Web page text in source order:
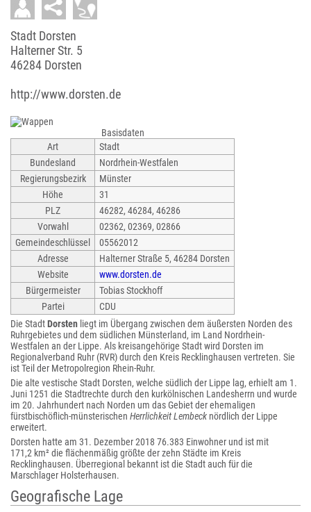
Stadt Dorsten
Halterner Str. 5
46284 Dorsten
http://www.dorsten.de
Basisdaten
Art
Stadt
Bundesland
Nordrhein-Westfalen
Regierungsbezirk
Münster
Höhe
31
PLZ
46282, 46284, 46286
Vorwahl
02362, 02369, 02866
Gemeindeschlüssel
05562012
Adresse
Halterner Straße 5, 46284 Dorsten
Website
www.dorsten.de
Bürgermeister
Tobias Stockhoff
Partei
CDU
Die StadtDorsten liegt im Übergang zwischen dem äußersten Norden des
Ruhrgebietes und dem südlichen Münsterland, im Land Nordrhein-
Westfalen an der Lippe. Als kreisangehörige Stadt wird Dorsten im
Regionalverband Ruhr (RVR) durch den Kreis Recklinghausen vertreten. Sie
ist Teil der Metropolregion Rhein-Ruhr.
Die alte vestische Stadt Dorsten, welche südlich der Lippe lag, erhielt am 1.
Juni 1251 die Stadtrechte durch den kurkölnischen Landesherrn und wurde
im 20. Jahrhundert nach Norden um das Gebiet der ehemaligen
fürstbischöflich-münsterischen Herrlichkeit Lembeck nördlich der Lippe
erweitert.
Dorsten hatte am 31. Dezember 2018 76.383 Einwohner und ist mit
171,2 km² die flächenmäßig größte der zehn Städte im Kreis
Recklinghausen. Überregional bekannt ist die Stadt auch für die
Marschlager Holsterhausen.
Geografische Lage